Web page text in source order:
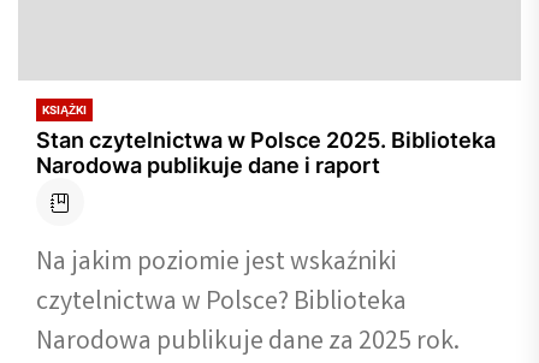
KSIĄŻKI
Stan czytelnictwa w Polsce 2025. Biblioteka
Narodowa publikuje dane i raport
Na jakim poziomie jest wskaźniki
czytelnictwa w Polsce? Biblioteka
Narodowa publikuje dane za 2025 rok.